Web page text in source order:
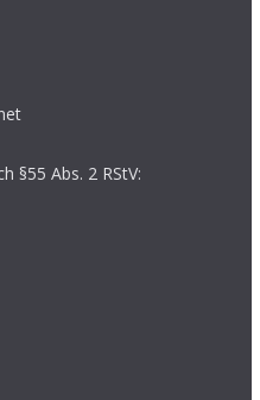
§55 Abs. 2 RStV: